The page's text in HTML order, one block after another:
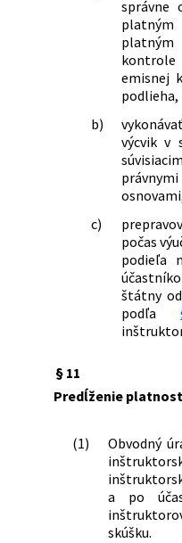
správne
emisnej
podlieha,
b)
výcvik v
c)
počas
podieľa
štátny
podľa
§ 11
Predĺženie
(1)
Obvodný
a po
skúšku.